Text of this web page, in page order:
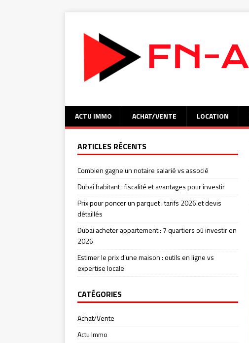
ACTU IMMO ACHAT/VENTE LOCATION
ARTICLES RÉCENTS
Combien gagne un notaire salarié vs associé
Dubai habitant : fiscalité et avantages pour investir
Prix pour poncer un parquet : tarifs 2026 et devis
détaillés
Dubai acheter appartement : 7 quartiers où investir en
2026
Estimer le prix d’une maison : outils en ligne vs
expertise locale
CATÉGORIES
Achat/Vente
Actu Immo